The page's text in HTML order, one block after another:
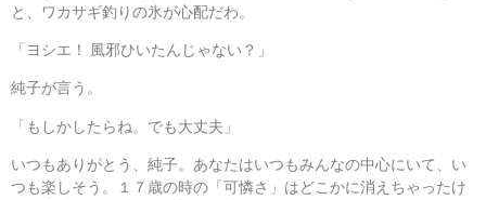
と、ワカサギ釣りの氷が心配だわ。
「ヨシエ！ 風邪ひいたんじゃない？」
純子が言う。
「もしかしたらね。でも大丈夫」
いつもありがとう、純子。あなたはいつもみんなの中心にいて、い
つも楽しそう。１７歳の時の「可憐さ」はどこかに消えちゃったけ